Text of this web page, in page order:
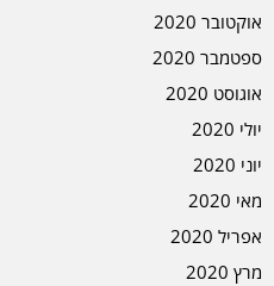
אוקטובר 2020
ספטמבר 2020
אוגוסט 2020
יולי 2020
יוני 2020
מאי 2020
אפריל 2020
מרץ 2020